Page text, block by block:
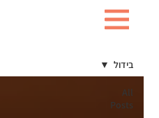
All
Posts
בידול